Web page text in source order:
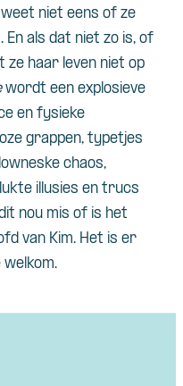
niet eens of ze
En als dat niet zo is, of
ze haar leven niet op
wordt een explosieve
en fysieke
grappen, typetjes
chaos,
illusies en trucs
nou mis of is het
van Kim. Het is er